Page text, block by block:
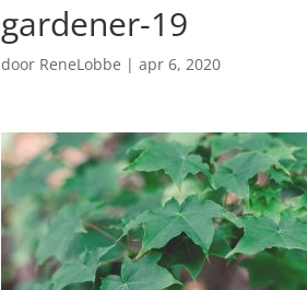
gardener-19
door ReneLobbe |apr 6, 2020